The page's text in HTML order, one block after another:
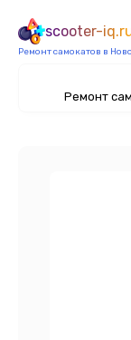
scooter-
Ремонт самокатов в
Ремонт